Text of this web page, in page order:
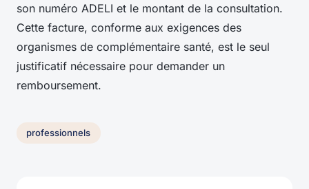
son numéro ADELI et le montant de la consultation.
Cette facture, conforme aux exigences des
organismes de complémentaire santé, est le seul
justificatif nécessaire pour demander un
remboursement.
professionnels